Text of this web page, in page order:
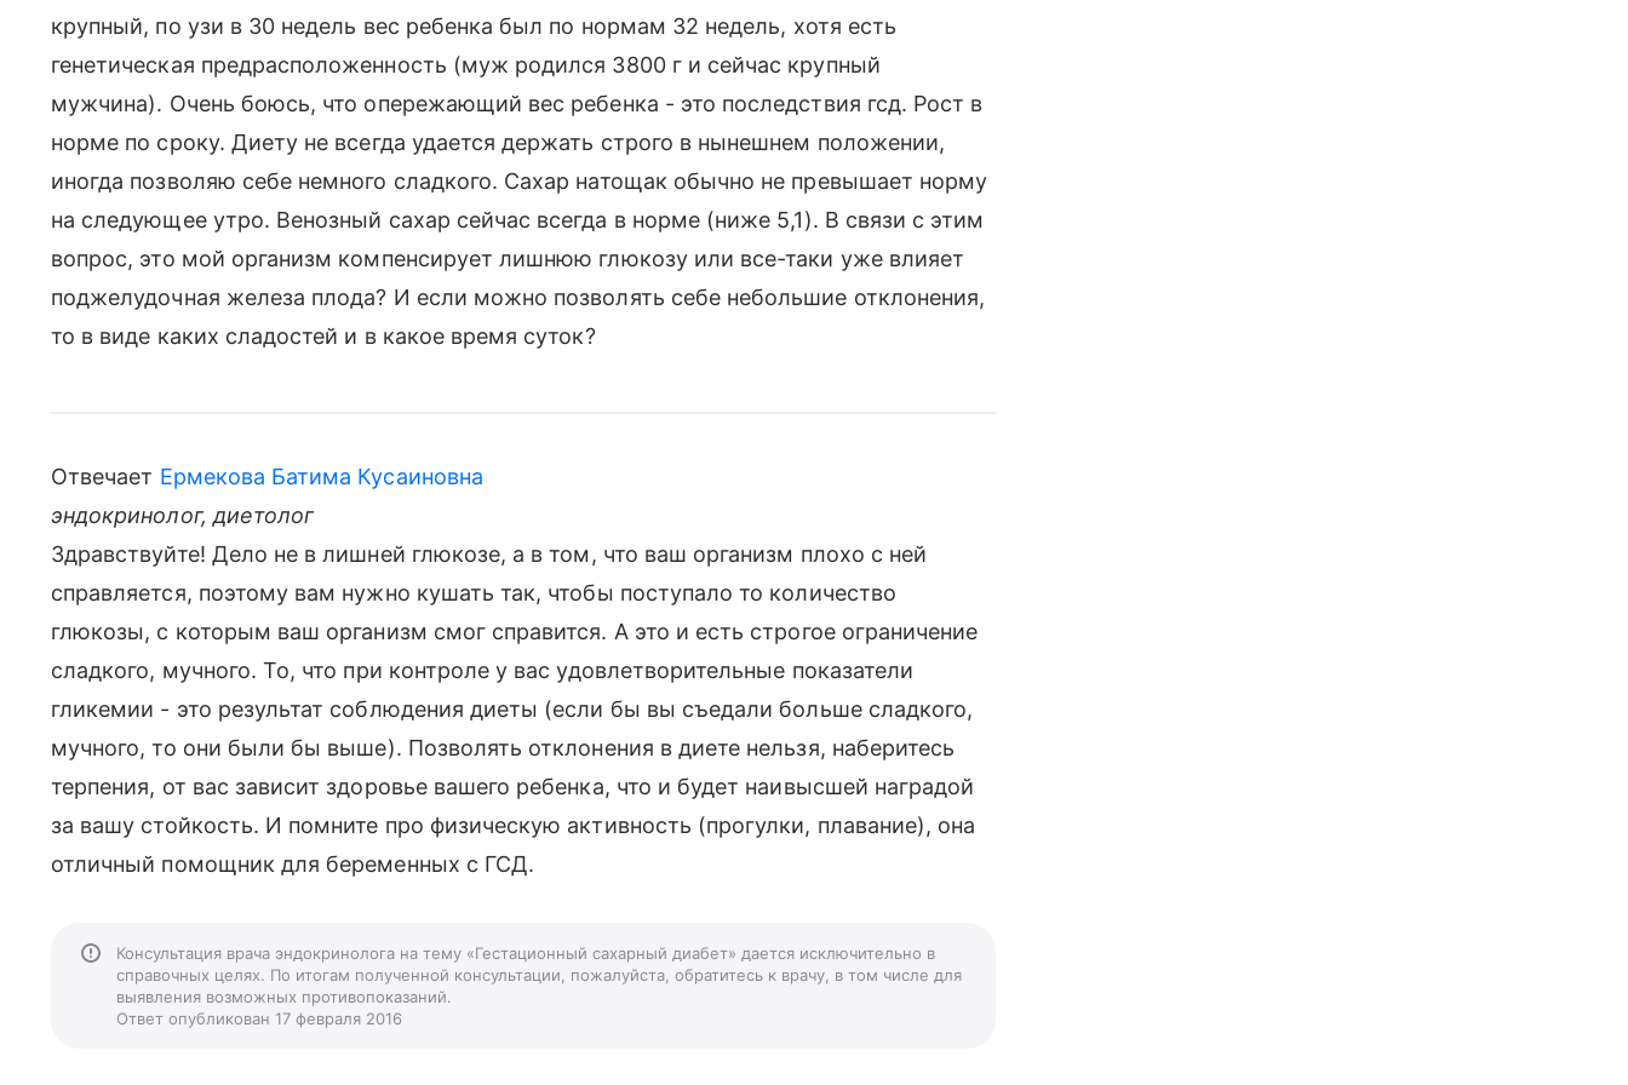
крупный, по узи в 30 недель вес ребенка был по нормам 32 недель, хотя есть
генетическая предрасположенность (муж родился 3800 г и сейчас крупный
мужчина). Очень боюсь, что опережающий вес ребенка - это последствия гсд. Рост в
норме по сроку. Диету не всегда удается держать строго в нынешнем положении,
иногда позволяю себе немного сладкого. Сахар натощак обычно не превышает норму
на следующее утро. Венозный сахар сейчас всегда в норме (ниже 5,1). В связи с этим
вопрос, это мой организм компенсирует лишнюю глюкозу или все-таки уже влияет
поджелудочная железа плода? И если можно позволять себе небольшие отклонения,
то в виде каких сладостей и в какое время суток?
Отвечает Ермекова Батима Кусаиновна
эндокринолог, диетолог
Здравствуйте! Дело не в лишней глюкозе, а в том, что ваш организм плохо с ней
справляется, поэтому вам нужно кушать так, чтобы поступало то количество
глюкозы, с которым ваш организм смог справится. А это и есть строгое ограничение
сладкого, мучного. То, что при контроле у вас удовлетворительные показатели
гликемии - это результат соблюдения диеты (если бы вы съедали больше сладкого,
мучного, то они были бы выше). Позволять отклонения в диете нельзя, наберитесь
терпения, от вас зависит здоровье вашего ребенка, что и будет наивысшей наградой
за вашу стойкость. И помните про физическую активность (прогулки, плавание), она
отличный помощник для беременных с ГСД.
Консультация врача эндокринолога на тему «Гестационный сахарный диабет» дается исключительно в
справочных целях. По итогам полученной консультации, пожалуйста, обратитесь к врачу, в том числе для
выявления возможных противопоказаний.
Ответ опубликован 17 февраля 2016